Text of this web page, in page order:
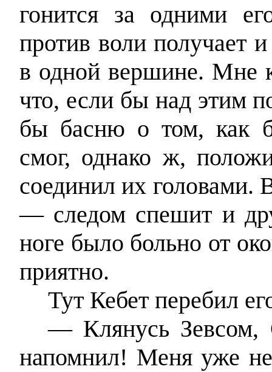
гонится за одними
против воли получает
в одной вершине. Мне
что, если бы над этим
бы басню о том, как
смог, однако ж,
соединил их головами.
— следом спешит и
ноге было больно от
приятно.
Тут Кебет перебил
— Клянусь Зевсом,
напомнил! Меня уже